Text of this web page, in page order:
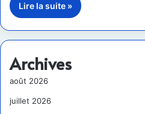
Lire la suite »
Archives
août 2026
juillet 2026